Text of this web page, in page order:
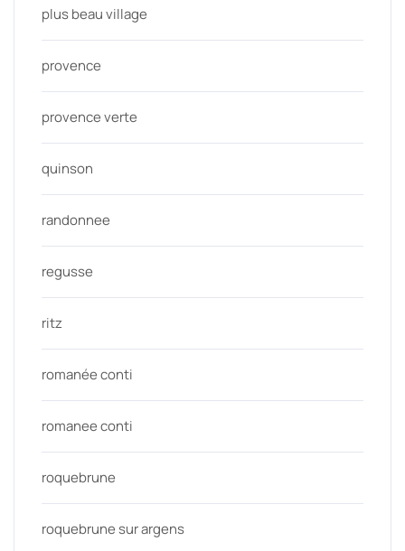
plus beau village
provence
provence verte
quinson
randonnee
regusse
ritz
romanée conti
romanee conti
roquebrune
roquebrune sur argens